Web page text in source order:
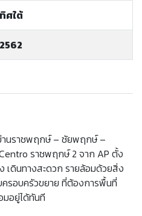
ทิศใต้
2562
านราชพฤกษ์ – ชัยพฤกษ์ –
ราชพฤกษ์ 2 จาก AP ตั้ง
ดินทางสะดวก รายล้อมด้วยสิ่ง
ครอบครัวขยาย ที่ต้องการพื้นที่
มอยู่ได้ทันที